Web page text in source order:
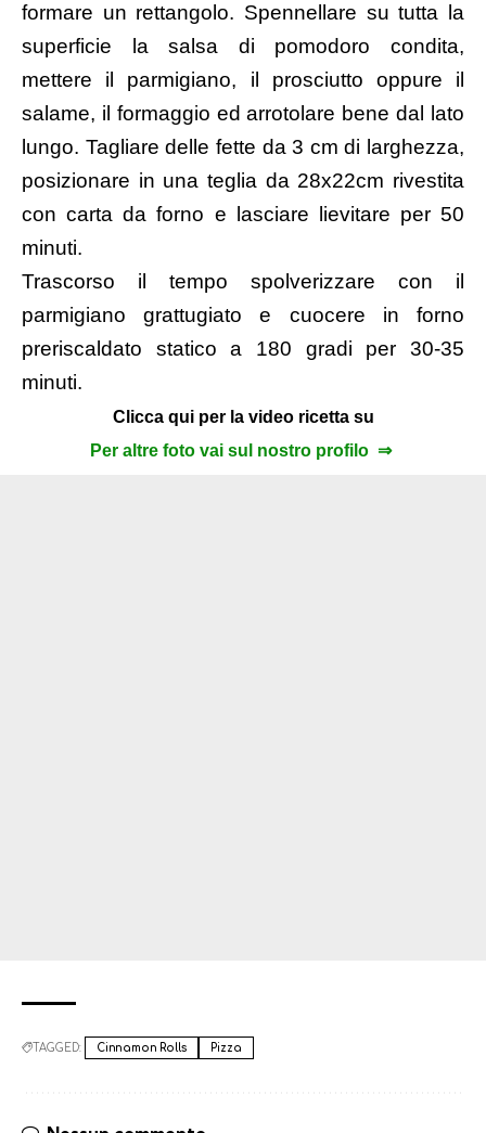
formare un rettangolo. Spennellare su tutta la
superficie la salsa di pomodoro condita,
mettere il parmigiano, il prosciutto oppure il
salame, il formaggio ed arrotolare bene dal lato
lungo. Tagliare delle fette da 3 cm di larghezza,
posizionare in una teglia da 28x22cm rivestita
con carta da forno e lasciare lievitare per 50
minuti.
Trascorso il tempo spolverizzare con il
parmigiano grattugiato e cuocere in forno
preriscaldato statico a 180 gradi per 30-35
minuti.
Clicca qui per la video ricetta su
Per altre foto vai sul nostro profilo ⇒
TAGGED: Cinnamon Rolls Pizza